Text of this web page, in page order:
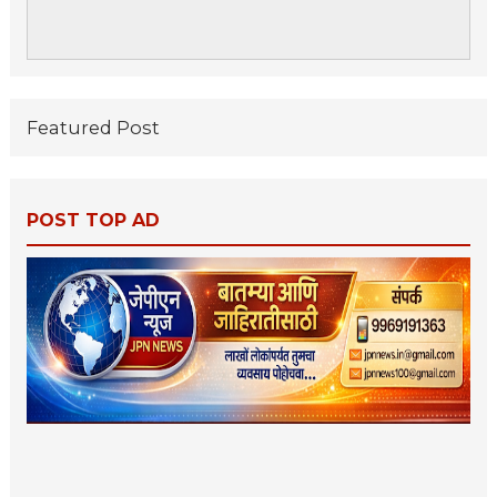
Featured Post
POST TOP AD